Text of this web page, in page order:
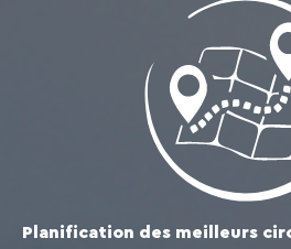
Planification des meilleurs